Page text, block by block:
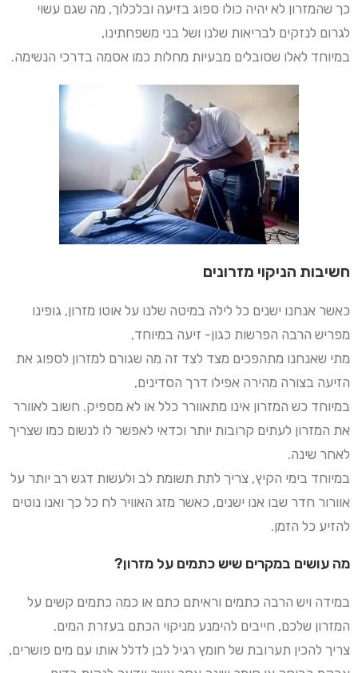
כך שהמזרון לא יהיה כולו ספוג בזיעה ובלכלוך, מה שגם עשוי
לגרום לנזקים לבריאות שלנו ושל בני משפחתינו,
במיוחד לאלו שסובלים מבעיות מחלות כמו אסמה בדרכי הנשימה.
חשיבות הניקוי מזרונים
כאשר אנחנו ישנים כל לילה במיטה שלנו על אוטו מזרון, גופינו
מפריש הרבה הפרשות כגון- זיעה במיוחד,
מתי שאנחנו מתהפכים מצד לצד זה מה שגורם למזרון לספוג את
הזיעה בצורה מהירה אפילו דרך הסדינים,
במיוחד כש המזרון אינו מתאוורר כלל או לא מספיק. חשוב לאוורר
את המזרון לעתים קרובות יותר וכדאי לאפשר לו לנשום כמו שצריך
לאחר שינה.
במיוחד בימי הקיץ, צריך לתת תשומת לב ולעשות דגש רב יותר על
אוורור חדר שבו אנו ישנים, כאשר מזג האוויר לח כל כך ואנו נוטים
להזיע כל הזמן.
מה עושים במקרים שיש כתמים על מזרון?
במידה ויש הרבה כתמים וראיתם כתם או כמה כתמים קשים על
המזרון שלכם, חייבים להימנע מניקוי הכתם בעזרת המים.
צריך להכין תערובת של חומץ רגיל לבן לדלל אותו עם מים פושרים,